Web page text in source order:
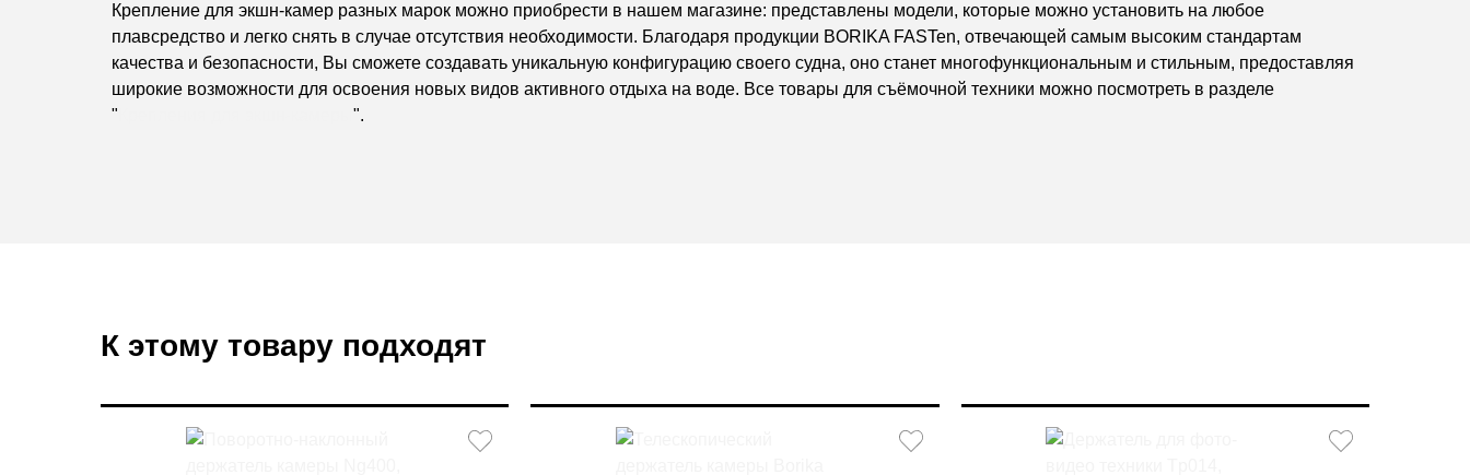
Крепление для экшн-камер разных марок можно приобрести в нашем магазине: представлены модели, которые можно установить на любое
плавсредство и легко снять в случае отсутствия необходимости. Благодаря продукции BORIKA FASTen, отвечающей самым высоким стандартам
качества и безопасности, Вы сможете создавать уникальную конфигурацию своего судна, оно станет многофункциональным и стильным, предоставляя
широкие возможности для освоения новых видов активного отдыха на воде. Все товары для съёмочной техники можно посмотреть в разделе
"
".
К этому товару подходят